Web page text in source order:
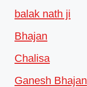
balak nath ji
Bhajan
Chalisa
Ganesh Bhajan